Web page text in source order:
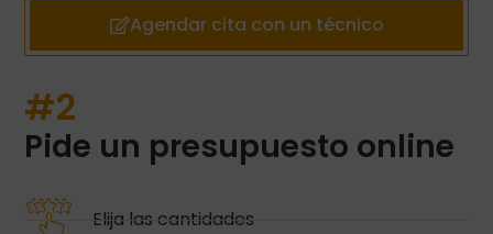
Agendar cita con un técnico
#2
Pide un presupuesto online
Elija las cantidades